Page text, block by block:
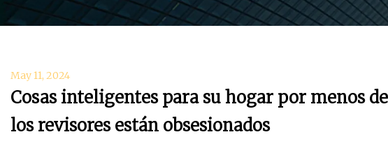
May 11, 2024
Cosas inteligentes para su hogar por menos
los revisores están obsesionados